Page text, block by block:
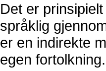
Det er
språklig
er en indirekte
egen